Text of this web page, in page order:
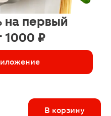
на первый
1000 ₽
В корзину